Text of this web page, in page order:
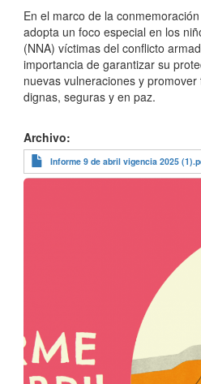
En el marco de la
adopta un foco especial en los
(NNA) víctimas del conflicto
importancia de garantizar su
nuevas vulneraciones y
dignas, seguras y en paz.
Archivo
Informe 9 de abril vigencia 2025